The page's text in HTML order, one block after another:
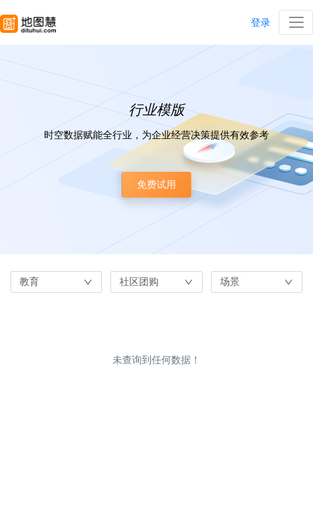
登录
行业模版
时空数据赋能全行业，为企业经营决策提供有效参考
免费试用
教育 社区团购 场景
未查询到任何数据！